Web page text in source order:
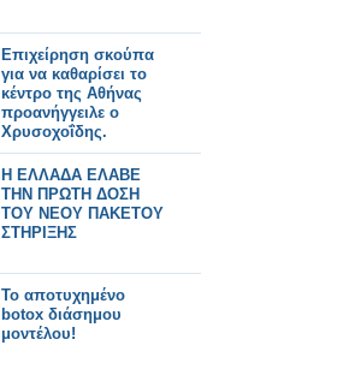
Επιχείρηση σκούπα
για να καθαρίσει το
κέντρο της Αθήνας
προανήγγειλε ο
Χρυσοχοΐδης.
Η ΕΛΛΑΔΑ ΕΛΑΒΕ
ΤΗΝ ΠΡΩΤΗ ΔΟΣΗ
ΤΟΥ ΝΕΟΥ ΠΑΚΕΤΟΥ
ΣΤΗΡΙΞΗΣ
Το αποτυχημένο
botox διάσημου
μοντέλου!